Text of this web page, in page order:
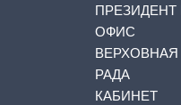
ПРЕЗИДЕНТ
ОФИС
ВЕРХОВНАЯ
РАДА
КАБИНЕТ